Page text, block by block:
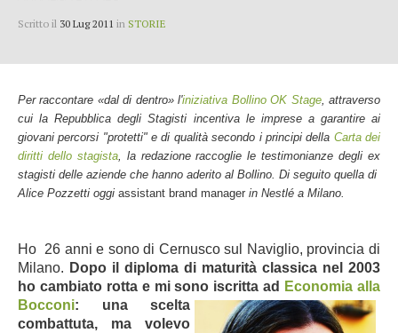
Scritto il 30 Lug 2011 in STORIE
Per raccontare «dal di dentro» l'iniziativa Bollino OK Stage, attraverso
cui la Repubblica degli Stagisti incentiva le imprese a garantire ai
giovani percorsi "protetti" e di qualità secondo i principi della Carta dei
diritti dello stagista, la redazione raccoglie le testimonianze degli ex
stagisti delle aziende che hanno aderito al Bollino. Di seguito quella di
Alice Pozzetti oggi assistant brand manager in Nestlé a Milano.
Ho 26 anni e sono di Cernusco sul Naviglio, provincia di
Milano. Dopo il diploma di maturità classica nel 2003
ho cambiato rotta e mi sono iscritta ad
Economia alla
Bocconi: una scelta
combattuta, ma volevo